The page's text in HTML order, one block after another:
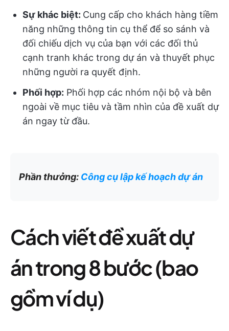
Sự khác biệt: Cung cấp cho khách hàng tiềm
năng những thông tin cụ thể để so sánh và
đối chiếu dịch vụ của bạn với các đối thủ
cạnh tranh khác trong dự án và thuyết phục
những người ra quyết định.
Phối hợp: Phối hợp các nhóm nội bộ và bên
ngoài về mục tiêu và tầm nhìn của đề xuất dự
án ngay từ đầu.
Phần thưởng: Công cụ lập kế hoạch dự án
Cách viết đề xuất dự
án trong 8 bước (bao
gồm ví dụ)